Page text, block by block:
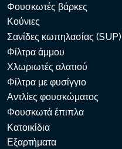
Φουσκωτές βάρκες
Κούνιες
Σανίδες κωπηλασίας (SUP)
Φίλτρα άμμου
Χλωριωτές αλατιού
Φίλτρα με φυσίγγιο
Αντλίες φουσκώματος
Φουσκωτά έπιπλα
Κατοικίδια
Εξαρτήματα